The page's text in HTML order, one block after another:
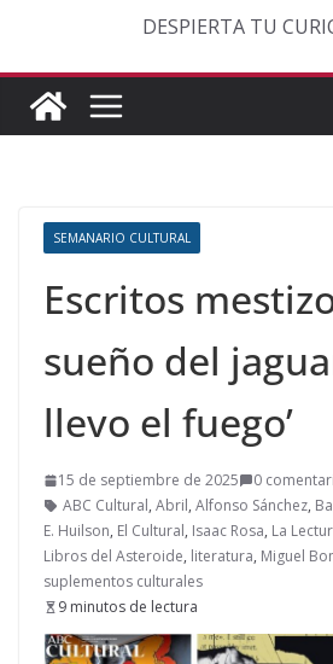
DESPIERTA TU
SEMANARIO CULTURAL
Escritos
sueño del
llevo el fuego’
15 de septiembre de 2025
0
ABC Cultural, Abril, Alfonso Sánchez,
E. Huilson, El Cultural, Isaac Rosa, La
Libros del Asteroide, literatura, Miguel
suplementos culturales
9 minutos de lectura